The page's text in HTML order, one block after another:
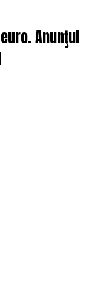
Anunţul